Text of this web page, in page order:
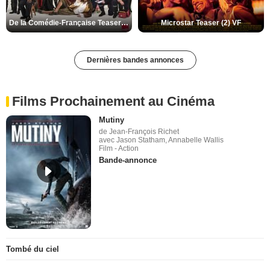
De la Comédie-Française Teaser (3) VF Microstar Teaser (2) VF
Dernières bandes annonces
Films Prochainement au Cinéma
Mutiny
de Jean-François Richet
avec Jason Statham, Annabelle Wallis
Film - Action
Bande-annonce
Tombé du ciel